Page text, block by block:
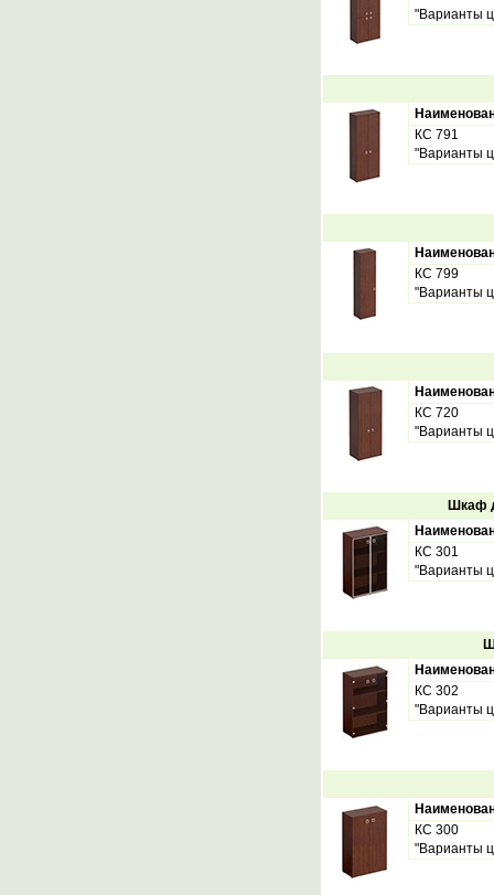
"Варианты
КС 791
"Варианты
КС 799
"Варианты
КС 720
"Варианты
Шкаф
КС 301
"Варианты
КС 302
"Варианты
КС 300
"Варианты